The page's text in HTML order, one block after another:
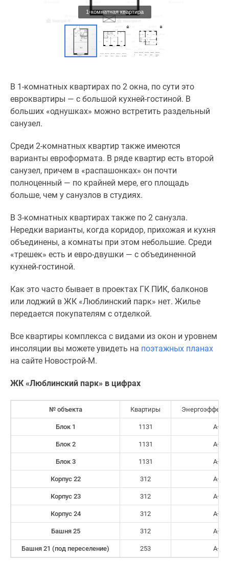
1-комнатная квартира
В 1-комнатных квартирах по 2 окна, по сути это
евроквартиры — с большой кухней-гостиной. В
больших «однушках» можно встретить раздельный
санузел.
Среди 2-комнатных квартир также имеются
варианты евроформата. В ряде квартир есть второй
санузел, причем в «распашонках» он почти
полноценный — по крайней мере, его площадь
больше, чем у санузлов в студиях.
В 3-комнатных квартирах также по 2 санузла.
Нередки варианты, когда коридор, прихожая и кухня
объединены, а комнаты при этом небольшие. Среди
«трешек» есть и евро-двушки — с объединенной
кухней-гостиной.
Как это часто бывает в проектах ГК ПИК, балконов
или лоджий в ЖК «Люблинский парк» нет. Жилье
передается покупателям с отделкой.
Все квартиры комплекса с видами из окон и уровнем
инсоляции вы можете увидеть на поэтажных планах
на сайте Новострой-М.
ЖК «Люблинский парк» в цифрах
№ объекта Квартиры
Блок 1 1131 А+
Блок 2 1131 А+
Блок 3 1131 А+
Корпус 22 312 А+
Корпус 23 312 А+
Корпус 24 312 А+
Башня 25 312 А+
Башня 21 (под переселение) 253 А+